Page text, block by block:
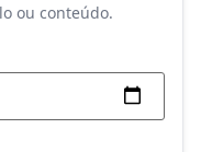
ou conteúdo.